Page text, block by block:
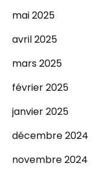
mai 2025
avril 2025
mars 2025
février 2025
janvier 2025
décembre 2024
novembre 2024